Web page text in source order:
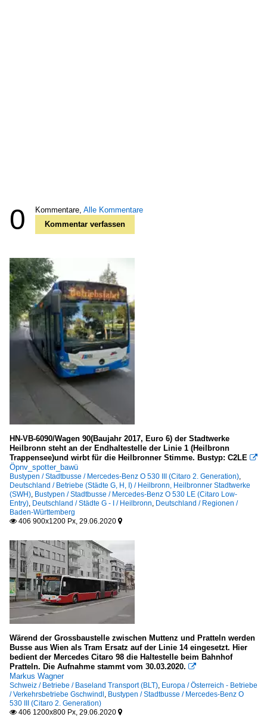
0 Kommentare, Alle Kommentare
Kommentar verfassen
HN-VB-6090/Wagen 90(Baujahr 2017, Euro 6) der Stadtwerke
Heilbronn steht an der Endhaltestelle der Linie 1 (Heilbronn
Trappensee)und wirbt für die Heilbronner Stimme. Bustyp: C2LE 
Öpnv_spotter_bawü
Bustypen / Stadtbusse / Mercedes-Benz O 530 III (Citaro 2. Generation),
Deutschland / Betriebe (Städte G, H, I) / Heilbronn, Heilbronner Stadtwerke
(SWH), Bustypen / Stadtbusse / Mercedes-Benz O 530 LE (Citaro Low-
Entry), Deutschland / Städte G - I / Heilbronn, Deutschland / Regionen /
Baden-Württemberg
 406 900x1200 Px, 29.06.2020 
Wärend der Grossbaustelle zwischen Muttenz und Pratteln werden
Busse aus Wien als Tram Ersatz auf der Linie 14 eingesetzt. Hier
bedient der Mercedes Citaro 98 die Haltestelle beim Bahnhof
Pratteln. Die Aufnahme stammt vom 30.03.2020. 
Markus Wagner
Schweiz / Betriebe / Baseland Transport (BLT), Europa / Österreich - Betriebe
/ Verkehrsbetriebe Gschwindl , Bustypen / Stadtbusse / Mercedes-Benz O
530 III (Citaro 2. Generation)
 406 1200x800 Px, 29.06.2020 